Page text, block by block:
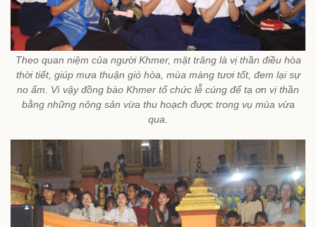
Theo quan niệm của người Khmer, mặt trăng là vị thần điều hòa
thời tiết, giúp mưa thuận gió hòa, mùa màng tươi tốt, đem lại sự
no ấm. Vì vậy đồng bào Khmer tổ chức lễ cúng để tạ ơn vị thần
bằng những nông sản vừa thu hoạch được trong vụ mùa vừa
qua.